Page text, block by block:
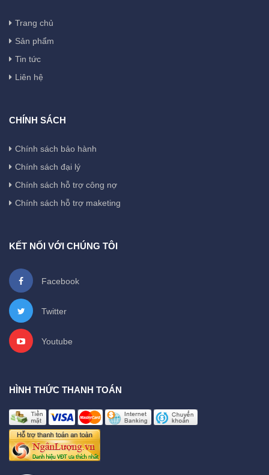
Trang chủ
Sản phẩm
Tin tức
Liên hệ
CHÍNH SÁCH
Chính sách bảo hành
Chính sách đại lý
Chính sách hỗ trợ công nợ
Chính sách hỗ trợ maketing
KẾT NỐI VỚI CHÚNG TÔI
Facebook
Twitter
Youtube
HÌNH THỨC THANH TOÁN